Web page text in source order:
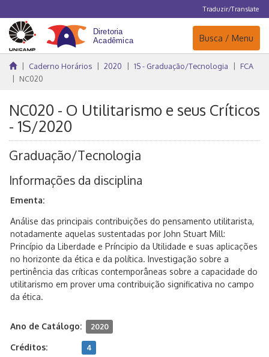
Traduzir/Translate
Navegação
Busca / Menu
Caderno Horários 2020 1S - Graduação/Tecnologia
FCA
NC020
NC020 - O Utilitarismo e seus Críticos
- 1S/2020
Graduação/Tecnologia
Informações da disciplina
Ementa:
Análise das principais contribuições do pensamento utilitarista,
notadamente aquelas sustentadas por John Stuart Mill:
Princípio da Liberdade e Príncipio da Utilidade e suas aplicações
no horizonte da ética e da política. Investigação sobre a
pertinência das críticas contemporâneas sobre a capacidade do
utilitarismo em prover uma contribuição significativa no campo
da ética.
Ano de Catálogo: 2020
Créditos: 4